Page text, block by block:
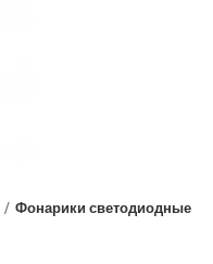
Фонарики светодиодные